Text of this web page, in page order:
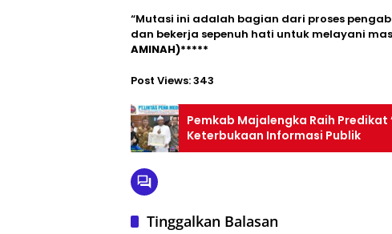
“Mutasi ini adalah bagian dari proses
dan bekerja sepenuh hati untuk melayani
AMINAH)*****
Post Views:343
Pemkab Majalengka Raih
Keterbukaan Informasi Publik
Tinggalkan Balasan